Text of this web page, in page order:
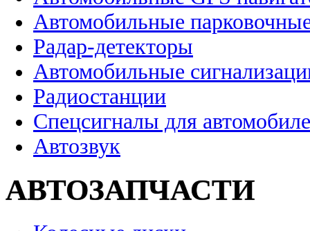
Автомобильные
Радар-детекторы
Автомобильные
Радиостанции
Спецсигналы для
Автозвук
АВТОЗАПЧАСТИ